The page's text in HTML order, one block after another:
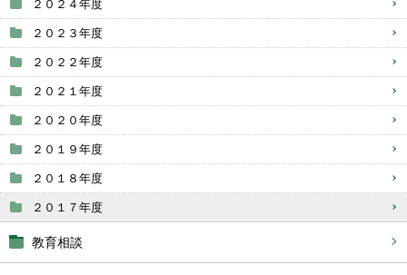
２０２４年度
２０２３年度
２０２２年度
２０２１年度
２０２０年度
２０１９年度
２０１８年度
２０１７年度
教育相談